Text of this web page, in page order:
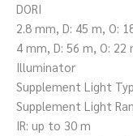
DORI
2.8 mm, D: 45 m, O:
4 mm, D: 56 m, O: 22
Illuminator
Supplement Light
Supplement Light
IR: up to 30 m